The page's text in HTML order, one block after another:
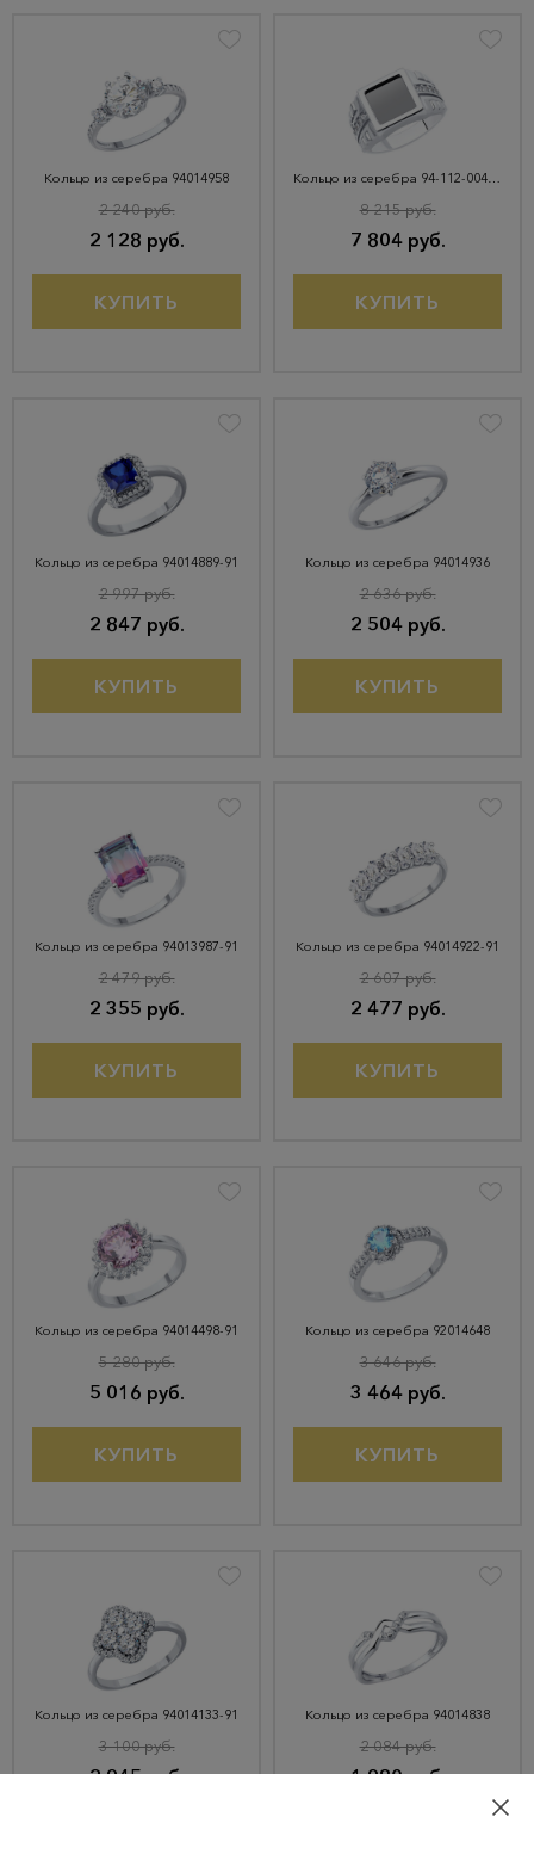
Кольцо из серебра 94014958
2 128 руб.
2 240 руб.
КУПИТЬ
Кольцо из серебра 94-112-00497-1
7 804 руб.
8 215 руб.
КУПИТЬ
Кольцо из серебра 94014889-91
2 847 руб.
2 997 руб.
КУПИТЬ
Кольцо из серебра 94014936
2 504 руб.
2 636 руб.
КУПИТЬ
Кольцо из серебра 94013987-91
2 355 руб.
2 479 руб.
КУПИТЬ
Кольцо из серебра 94014922-91
2 477 руб.
2 607 руб.
КУПИТЬ
Кольцо из серебра 94014498-91
5 016 руб.
5 280 руб.
КУПИТЬ
Кольцо из серебра 92014648
3 464 руб.
3 646 руб.
КУПИТЬ
Кольцо из серебра 94014133-91
2 945 руб.
3 100 руб.
Кольцо из серебра 94014838
1 980 руб.
2 084 руб.